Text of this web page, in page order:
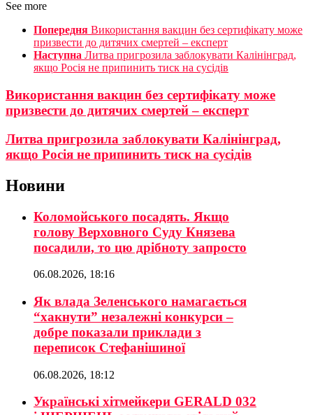
See more
Попередня Використання вакцин без сертифікату може
призвести до дитячих смертей – експерт
Наступна Литва пригрозила заблокувати Калінінград,
якщо Росія не припинить тиск на сусідів
Використання вакцин без сертифікату може
призвести до дитячих смертей – експерт
Литва пригрозила заблокувати Калінінград,
якщо Росія не припинить тиск на сусідів
Новини
Коломойського посадять. Якщо
голову Верховного Суду Князева
посадили, то цю дрібноту запросто
06.08.2026, 18:16
Як влада Зеленського намагається
“хакнути” незалежні конкурси –
добре показали приклади з
переписок Стефанішиної
06.08.2026, 18:12
Українські хітмейкери GERALD 032